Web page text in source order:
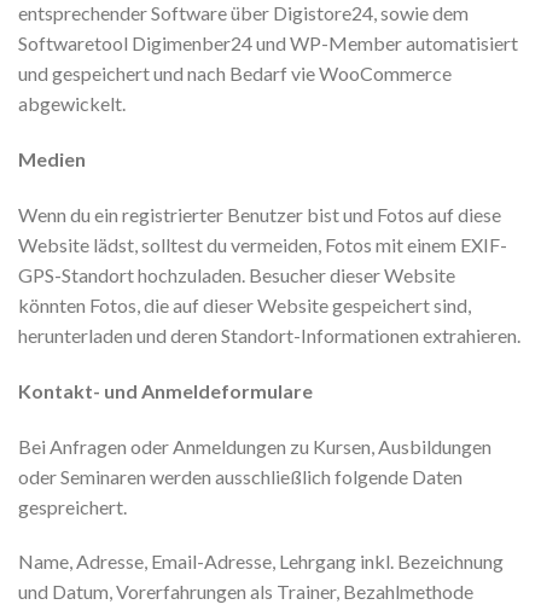
entsprechender Software über Digistore24, sowie dem
Softwaretool Digimenber24 und WP-Member automatisiert
und gespeichert und nach Bedarf vie WooCommerce
abgewickelt.
Medien
Wenn du ein registrierter Benutzer bist und Fotos auf diese
Website lädst, solltest du vermeiden, Fotos mit einem EXIF-
GPS-Standort hochzuladen. Besucher dieser Website
könnten Fotos, die auf dieser Website gespeichert sind,
herunterladen und deren Standort-Informationen extrahieren.
Kontakt- und Anmeldeformulare
Bei Anfragen oder Anmeldungen zu Kursen, Ausbildungen
oder Seminaren werden ausschließlich folgende Daten
gespreichert.
Name, Adresse, Email-Adresse, Lehrgang inkl. Bezeichnung
und Datum, Vorerfahrungen als Trainer, Bezahlmethode